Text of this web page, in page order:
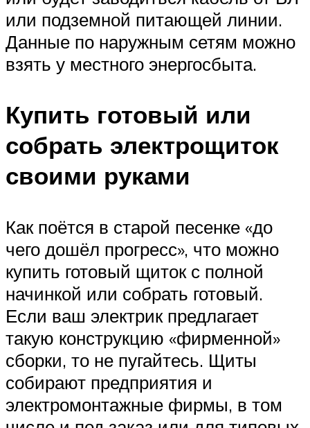
или подземной питающей линии.
Данные по наружным сетям можно
взять у местного энергосбыта.
Купить готовый или
собрать электрощиток
своими руками
Как поётся в старой песенке «до
чего дошёл прогресс», что можно
купить готовый щиток с полной
начинкой или собрать готовый.
Если ваш электрик предлагает
такую конструкцию «фирменной»
сборки, то не пугайтесь. Щиты
собирают предприятия и
электромонтажные фирмы, в том